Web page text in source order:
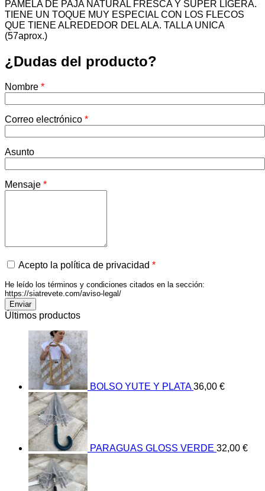
PAMELA DE PAJA NATURAL FRESCA Y SUPER LIGERA.
TIENE UN TOQUE MUY ESPECIAL CON LOS FLECOS
QUE TIENE ALREDEDOR DEL ALA. TALLA UNICA
(57aprox.)
¿Dudas del producto?
Nombre *
Correo electrónico *
Asunto
Mensaje *
Acepto la política de privacidad *
He leído los términos y condiciones citados en la sección:
https://siatrevete.com/aviso-legal/
Últimos productos
BOLSO YUTE Y PLATA 36,00 €
PARAGUAS GLOSS VERDE 32,00 €